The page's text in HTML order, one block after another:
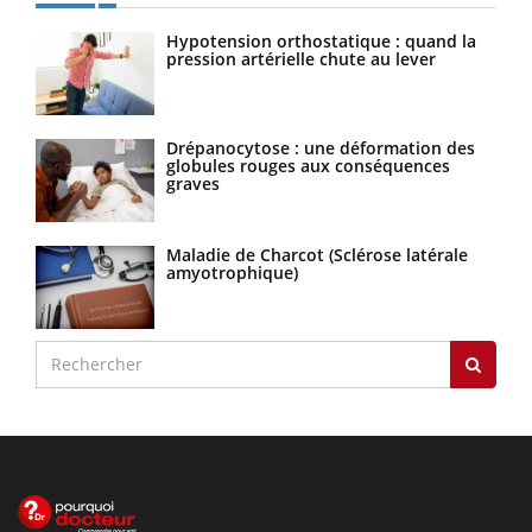
Hypotension orthostatique : quand la
pression artérielle chute au lever
Drépanocytose : une déformation des
globules rouges aux conséquences
graves
Maladie de Charcot (Sclérose latérale
amyotrophique)